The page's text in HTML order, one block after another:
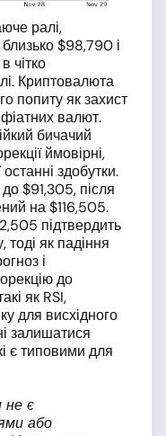
ралі,
$98,790 і
чітко
Криптовалюта
попиту як захист
фіатних валют.
бичачий
ймовірні,
здобутки.
$91,305, після
на $116,505.
підтвердить
як падіння
і
до
як RSI,
для висхідного
залишатися
є типовими для
не є
або